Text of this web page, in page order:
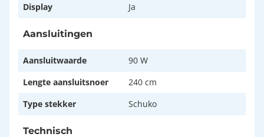
Display
Ja
Aansluitingen
Aansluitwaarde
90 W
Lengte aansluitsnoer
240 cm
Type stekker
Schuko
Technisch